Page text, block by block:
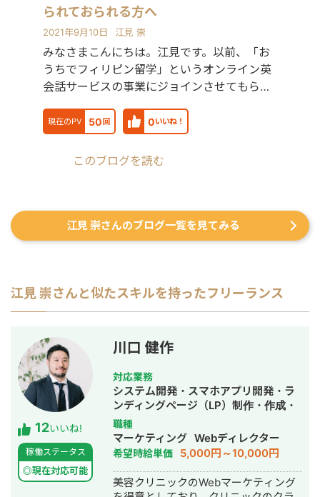
られておられる方へ
2021年9月10日 江見 崇
現在のPV 50 回 0いいね！
みなさまこんにちは。江見です。以前、「お
うちでフィリピン留学」というオンライン英
会話サービスの事業にジョインさせてもらい
このブログを読む
江見 崇さんのブログ一覧を見てみる
江見 崇さんと似たスキルを持ったフリーランス
12いいね!
稼働ステータス
◎現在対応可能
川口 健作
対応業務
システム開発・スマホアプリ開発・ラ
ンディングページ（LP）制作・作成・
Youtubeチャンネル運営代行・立ち上
げ・ECサイト構築・ネットショップ作
成代行・SEO対策・新規事業立上・
SNS運用代行・記事作成代行・ライテ
ィング・ホームページ制作・作成・バ
ナー制作・デザイン・ロゴデザイン・
職種
マーケティング Webディレクター
希望時給単価 5,000円～10,000円
美容クリニックのWebマーケティング